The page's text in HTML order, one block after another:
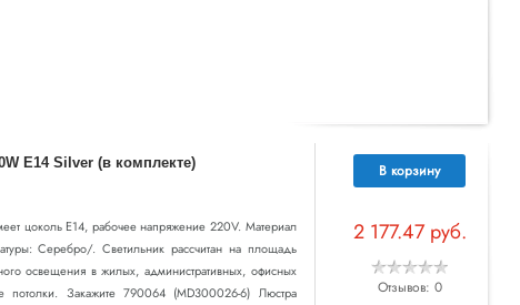
E14 Silver (в комплекте) В корзину
2 177.47 руб.
Отзывов: 0
цоколь E14, рабочее напряжение 220V. Материал
Серебро/. Светильник рассчитан на площадь
освещения в жилых, административных, офисных
потолки. Закажите 790064 (MD300026-6) Люстра